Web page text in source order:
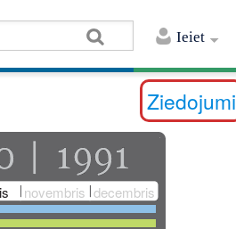
Ieiet
Ziedojumi
novembris decembris